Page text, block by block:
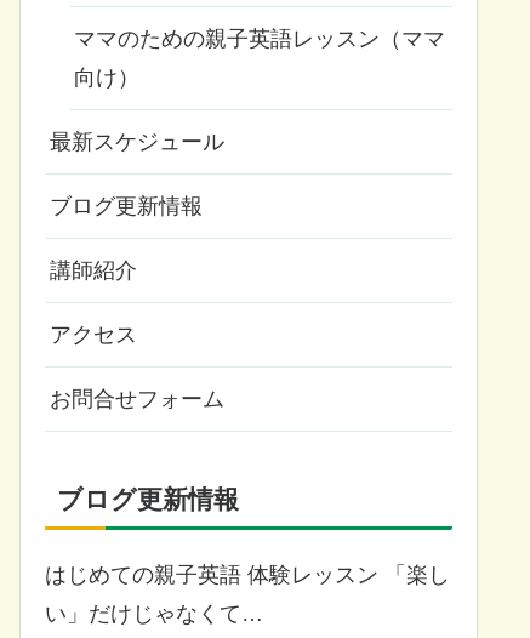
ママのための親子英語レッスン（ママ
向け）
最新スケジュール
ブログ更新情報
講師紹介
アクセス
お問合せフォーム
ブログ更新情報
はじめての親子英語 体験レッスン 「楽し
い」だけじゃなくて…